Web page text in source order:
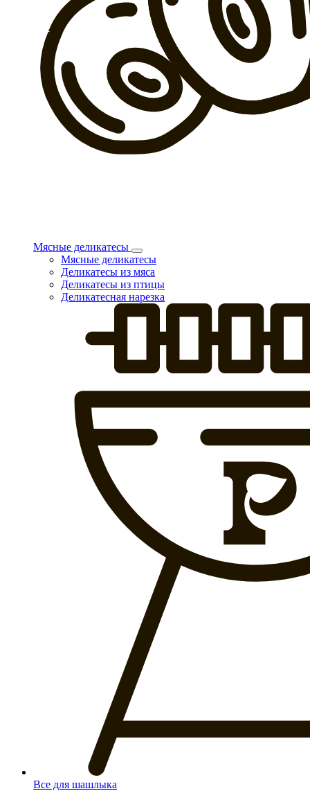
Мясные деликатесы
Мясные деликатесы
Деликатесы из мяса
Деликатесы из птицы
Деликатесная нарезка
Все для шашлыка